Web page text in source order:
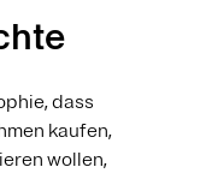
dass
kaufen,
wollen,